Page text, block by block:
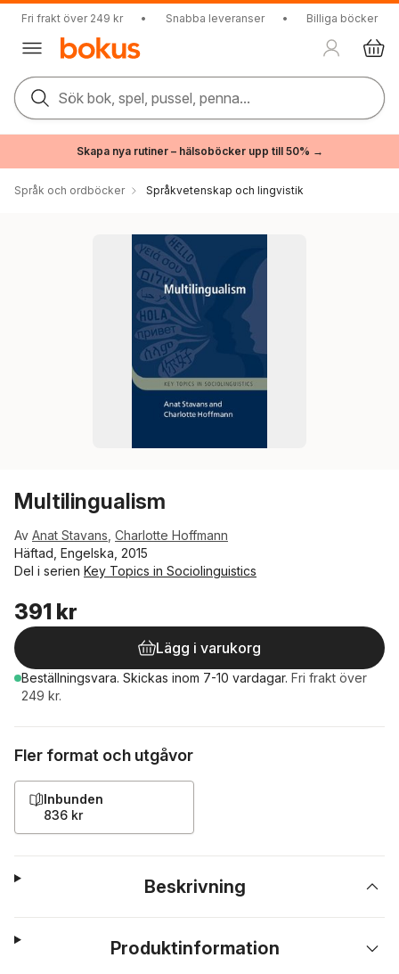
Fri frakt över 249 kr • Snabba leveranser • Billiga böcker
Sök bok, spel, pussel, penna...
Skapa nya rutiner – hälsoböcker upp till 50% →
Språk och ordböcker Språkvetenskap och lingvistik
Multilingualism
Av Anat Stavans Charlotte Hoffmann
Häftad, Engelska, 2015
Del i serien Key Topics in Sociolinguistics
391 kr
Lägg i varukorg
Beställningsvara. Skickas inom 7-10 vardagar. Fri frakt över
249 kr.
Fler format och utgåvor
Inbunden
836 kr
Beskrivning
Produktinformation